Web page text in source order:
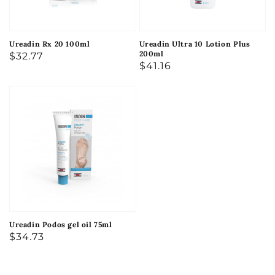
Ureadin Rx 20 100ml
Precio
$32.77
Ureadin Ultra 10 Lotion Plus
200ml
Precio
$41.16
Ureadin Podos gel oil 75ml
Precio
$34.73